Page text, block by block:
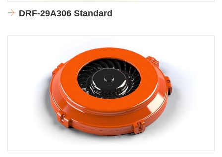
DRF-29A306 Standard